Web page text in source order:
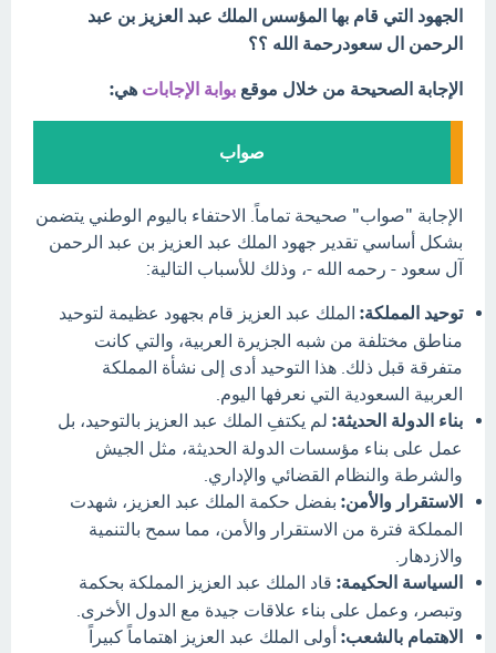
الجهود التي قام بها المؤسس الملك عبد العزيز بن عبد
الرحمن ال سعودرحمة الله ؟؟
الإجابة الصحيحة من خلال موقع بوابة الإجابات هي:
صواب
الإجابة "صواب" صحيحة تماماً. الاحتفاء باليوم الوطني يتضمن
بشكل أساسي تقدير جهود الملك عبد العزيز بن عبد الرحمن
آل سعود - رحمه الله -، وذلك للأسباب التالية:
توحيد المملكة: الملك عبد العزيز قام بجهود عظيمة لتوحيد
مناطق مختلفة من شبه الجزيرة العربية، والتي كانت
متفرقة قبل ذلك. هذا التوحيد أدى إلى نشأة المملكة
العربية السعودية التي نعرفها اليوم.
بناء الدولة الحديثة: لم يكتفِ الملك عبد العزيز بالتوحيد، بل
عمل على بناء مؤسسات الدولة الحديثة، مثل الجيش
والشرطة والنظام القضائي والإداري.
الاستقرار والأمن: بفضل حكمة الملك عبد العزيز، شهدت
المملكة فترة من الاستقرار والأمن، مما سمح بالتنمية
والازدهار.
السياسة الحكيمة: قاد الملك عبد العزيز المملكة بحكمة
وتبصر، وعمل على بناء علاقات جيدة مع الدول الأخرى.
الاهتمام بالشعب: أولى الملك عبد العزيز اهتماماً كبيراً